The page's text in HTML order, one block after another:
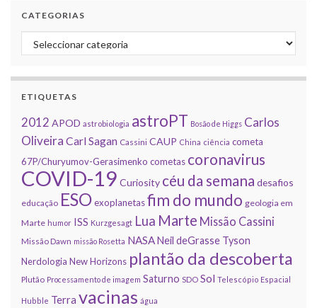
CATEGORIAS
Categorias
ETIQUETAS
2012 APOD astrobiologia astroPT Bosão de Higgs Carlos
Oliveira Carl Sagan Cassini CAUP China ciência cometa
67P/Churyumov-Gerasimenko cometas coronavirus
COVID-19 Curiosity céu da semana desafios
educação ESOexoplanetasfim do mundo geologia em
Marte humor ISS Kurzgesagt Lua Marte Missão Cassini
Missão Dawn missão Rosetta NASANeil deGrasse Tyson
Nerdologia New Horizons plantão da descoberta
Plutão Processamento de imagem Saturno SDO Sol Telescópio Espacial
Hubble Terra vacinas água